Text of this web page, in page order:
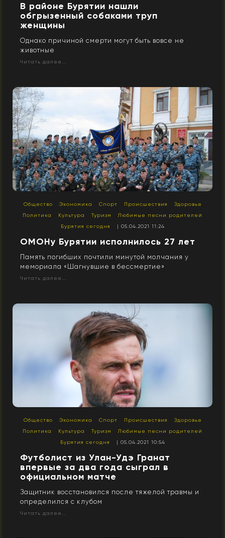
В районе Бурятии нашли
обгрызенный собаками труп
женщины
Однако причиной смерти могут быть вовсе не
животные
Читать далее...
Общество Экономика Спорт Происшествия
Здоровье
Политика
Культура Туризм
Любимые песни родителей
Бурятия сегодня
| 05.04.2021 11:24
ОМОНу Бурятии исполнилось 27 лет
Память погибших почтили минутой молчания у
мемориала «Шагнувшие в бессмертие»
Читать далее...
Общество Экономика Спорт Происшествия
Здоровье
Политика
Культура Туризм
Любимые песни родителей
Бурятия сегодня
| 05.04.2021 10:54
Футболист из Улан-Удэ Гранат
впервые за два года сыграл в
официальном матче
Защитник восстановился после тяжелой травмы и
определился с клубом
Читать далее...